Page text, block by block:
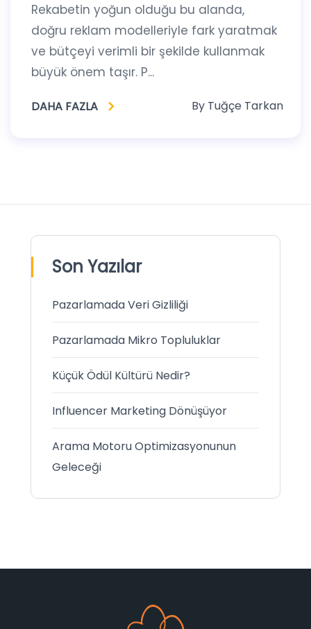
Son Yazılar
Pazarlamada Veri Gizliliği
Pazarlamada Mikro Topluluklar
Küçük Ödül Kültürü Nedir?
Influencer Marketing Dönüşüyor
Arama Motoru Optimizasyonunun
Geleceği
Rekabetin yoğun olduğu bu alanda,
doğru reklam modelleriyle fark yaratmak
ve bütçeyi verimli bir şekilde kullanmak
büyük önem taşır. P...
DAHA FAZLA By Tuğçe Tarkan